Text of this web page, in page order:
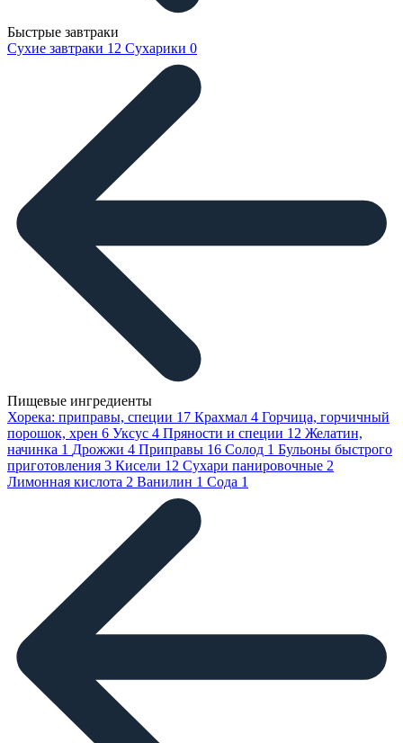
Быстрые завтраки
Сухие завтраки 12 Сухарики 0
Пищевые ингредиенты
Хорека: приправы, специи 17 Крахмал 4 Горчица, горчичный
порошок, хрен 6 Уксус 4 Пряности и специи 12 Желатин,
начинка 1 Дрожжи 4 Приправы 16 Солод 1 Бульоны быстрого
приготовления 3 Кисели 12 Сухари панировочные 2
Лимонная кислота 2 Ванилин 1 Сода 1